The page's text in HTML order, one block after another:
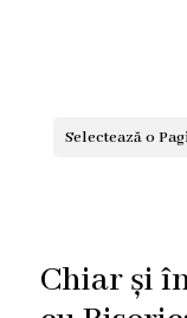
Selectează o
Chiar și